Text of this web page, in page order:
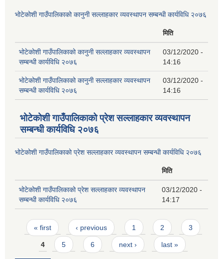
भोटेकोशी गाउँपालिकाको कानुनी सल्लाहकार व्यवस्थापन सम्बन्धी कार्यविधि २०७६
मिति
भोटेकोशी गाउँपालिकाको कानुनी सल्लाहकार व्यवस्थापन
सम्बन्धी कार्यविधि २०७६
03/12/2020 -
14:16
भोटेकोशी गाउँपालिकाको कानुनी सल्लाहकार व्यवस्थापन
सम्बन्धी कार्यविधि २०७६
03/12/2020 -
14:16
भोटेकोशी गाउँपालिकाको प्रेश सल्लाहकार व्यवस्थापन
सम्बन्धी कार्यविधि २०७६
भोटेकोशी गाउँपालिकाको प्रेश सल्लाहकार व्यवस्थापन सम्बन्धी कार्यविधि २०७६
मिति
भोटेकोशी गाउँपालिकाको प्रेश सल्लाहकार व्यवस्थापन
सम्बन्धी कार्यविधि २०७६
03/12/2020 -
14:17
Pages
« first ‹ previous 1 2 3
4 5 6 next › last »